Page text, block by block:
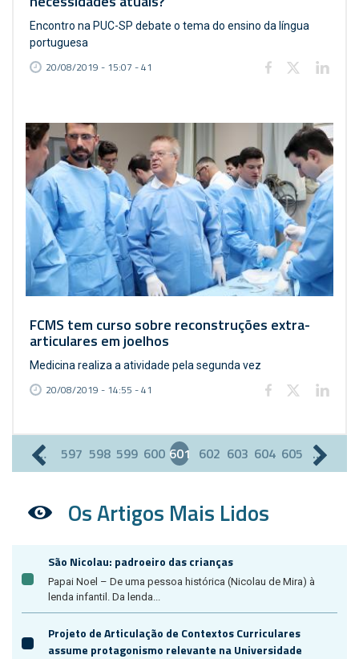
Encontro na PUC-SP debate o tema do ensino da língua
portuguesa
20/08/2019 - 15:07 - 41
FCMS tem curso sobre reconstruções extra-
articulares em joelhos
Medicina realiza a atividade pela segunda vez
20/08/2019 - 14:55 - 41
Páginas
… 597 598 599 600 601 602 603 604 605 …
Os Artigos Mais Lidos
São Nicolau: padroeiro das crianças
Papai Noel – De uma pessoa histórica (Nicolau de Mira) à
lenda infantil. Da lenda...
Projeto de Articulação de Contextos Curriculares
assume protagonismo relevante na Universidade